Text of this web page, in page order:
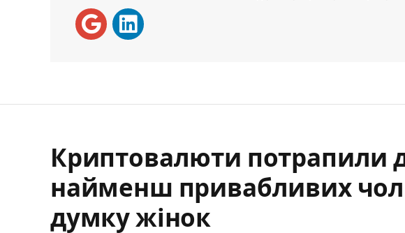
Криптовалюти потрапили
найменш привабливих
думку жінок